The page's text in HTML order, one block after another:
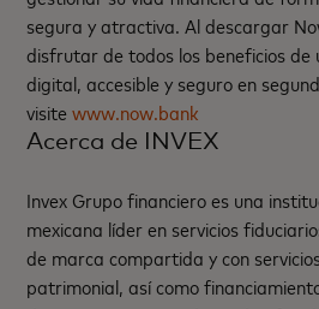
segura y atractiva. Al descargar
disfrutar de todos los beneficios de
digital, accesible y seguro en
visitewww.now.bank
Acerca de INVEX
Invex Grupo financiero es una
mexicana líder en servicios
de marca compartida y con
patrimonial, así como